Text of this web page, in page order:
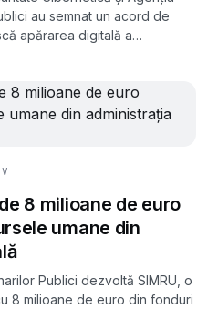
au semnat un acord de
apărarea digitală a
8 milioane de euro
umane din
Publici dezvoltă SIMRU, o
8 milioane de euro din fonduri